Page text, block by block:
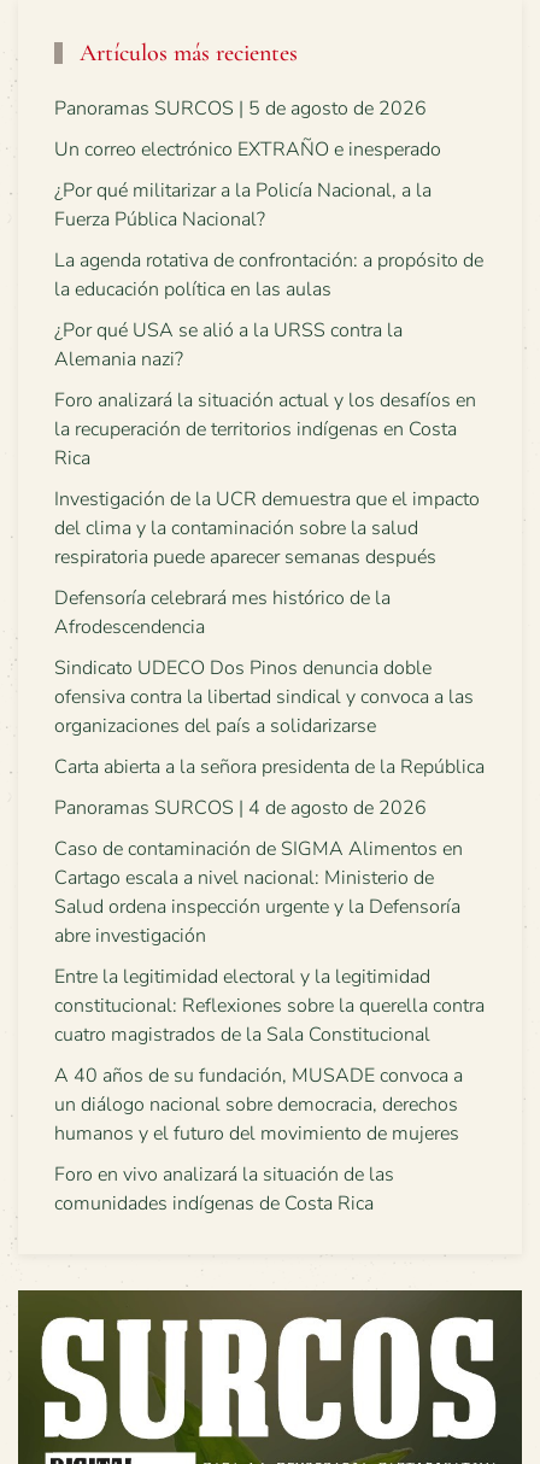
Artículos más recientes
Panoramas SURCOS | 5 de agosto de 2026
Un correo electrónico EXTRAÑO e inesperado
¿Por qué militarizar a la Policía Nacional, a la
Fuerza Pública Nacional?
La agenda rotativa de confrontación: a propósito de
la educación política en las aulas
¿Por qué USA se alió a la URSS contra la
Alemania nazi?
Foro analizará la situación actual y los desafíos en
la recuperación de territorios indígenas en Costa
Rica
Investigación de la UCR demuestra que el impacto
del clima y la contaminación sobre la salud
respiratoria puede aparecer semanas después
Defensoría celebrará mes histórico de la
Afrodescendencia
Sindicato UDECO Dos Pinos denuncia doble
ofensiva contra la libertad sindical y convoca a las
organizaciones del país a solidarizarse
Carta abierta a la señora presidenta de la República
Panoramas SURCOS | 4 de agosto de 2026
Caso de contaminación de SIGMA Alimentos en
Cartago escala a nivel nacional: Ministerio de
Salud ordena inspección urgente y la Defensoría
abre investigación
Entre la legitimidad electoral y la legitimidad
constitucional: Reflexiones sobre la querella contra
cuatro magistrados de la Sala Constitucional
A 40 años de su fundación, MUSADE convoca a
un diálogo nacional sobre democracia, derechos
humanos y el futuro del movimiento de mujeres
Foro en vivo analizará la situación de las
comunidades indígenas de Costa Rica